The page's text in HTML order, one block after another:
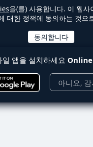
을(를) 사용합니다. 이 웹사
대한 정책에 동의하는 것으
일 앱을 설치하세요
아니요,